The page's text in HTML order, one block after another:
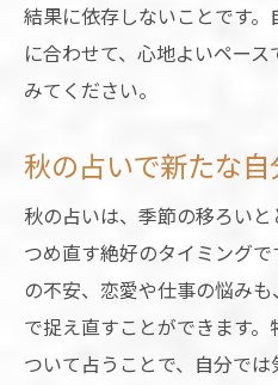
結果に依存しないことです
に合わせて、心地よいペー
みてください。
秋の占いで新たな
秋の占いは、季節の移ろい
つめ直す絶好のタイミング
の不安、恋愛や仕事の悩み
で捉え直すことができます
ついて占うことで、自分で